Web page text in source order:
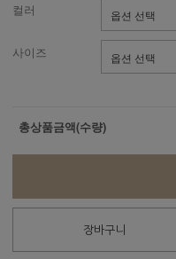
컬러
사이즈
총상품금액(수량)
장바구니